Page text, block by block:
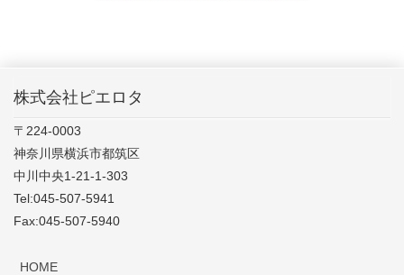
株式会社ピエロタ
〒224-0003
神奈川県横浜市都筑区
中川中央1-21-1-303
Tel:045-507-5941
Fax:045-507-5940
HOME